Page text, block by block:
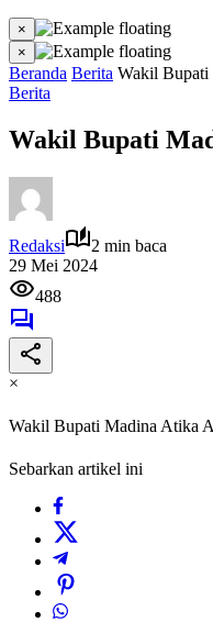
×
×
Beranda Berita Wakil Bupati
Berita
Wakil Bupati
Redaksi
2 min baca
29 Mei 2024
488
×
Wakil Bupati Madina Atika
Sebarkan artikel ini